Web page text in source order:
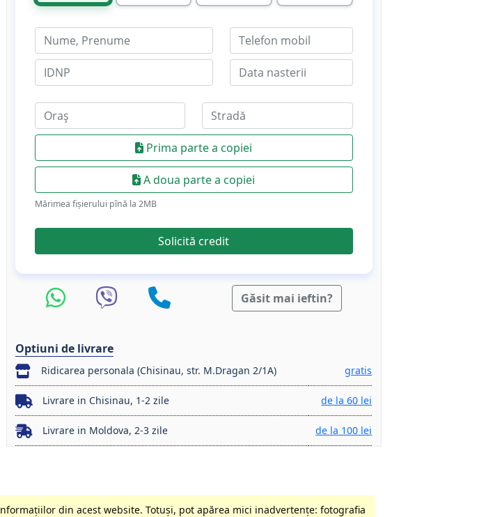
Prima parte a copiei
A doua parte a copiei
Mărimea fișierului pînă la 2МB
Solicită credit
Găsit mai ieftin?
Optiuni de livrare
Ridicarea personala (Chisinau, str. M.Dragan 2/1A) gratis
Livrare in Chisinau, 1-2 zile de la 60 lei
Livrare in Moldova, 2-3 zile de la 100 lei
din acest website. Totuși, pot apărea mici inadvertenţe: fotografia